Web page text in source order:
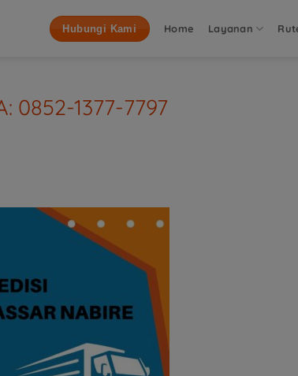
Hubungi Kami Home Layanan
0852-1377-7797